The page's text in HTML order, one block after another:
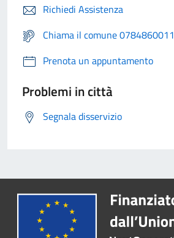
Richiedi Assistenza
Chiama il comune 0784860011
Prenota un appuntamento
Problemi in città
Segnala disservizio